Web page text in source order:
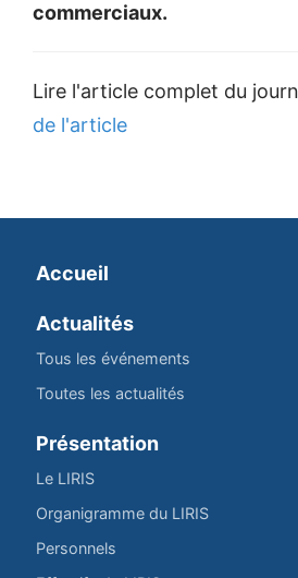
commerciaux.
Lire l'article complet du
de l'article
Accueil
Actualités
Tous les événements
Toutes les actualités
Présentation
Le LIRIS
Organigramme du LIRIS
Personnels